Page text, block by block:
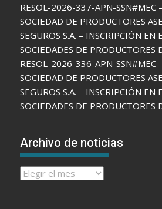
RESOL-2026-337-APN-SSN#MEC
SOCIEDAD DE PRODUCTORES
SEGUROS S.A. – INSCRIPCIÓN EN
SOCIEDADES DE PRODUCTORES
RESOL-2026-336-APN-SSN#MEC
SOCIEDAD DE PRODUCTORES
SEGUROS S.A. – INSCRIPCIÓN EN
SOCIEDADES DE PRODUCTORES
Archivo de noticias
Archivo